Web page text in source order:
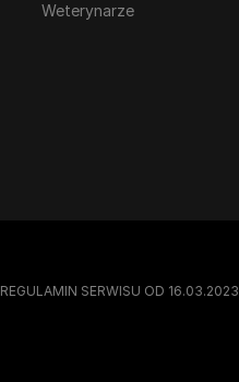
Weterynarze
REGULAMIN SERWISU OD 16.03.2023